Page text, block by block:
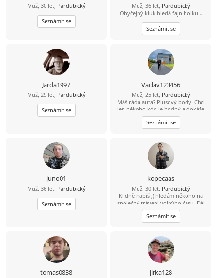
Muž, 30 let, Pardubický
Seznámit se
Muž, 36 let, Pardubický
Obyčejný kluk hledá fajn holku...
Seznámit se
Jarda1997
Muž, 29 let, Pardubický
Seznámit se
Vaclav123456
Muž, 25 let, Pardubický
Máš ráda auta? Plusový body. Chci
jen někoho kdo je hodný a dokáže
přemýšlet hlavou.
Seznámit se
juno01
Muž, 36 let, Pardubický
Seznámit se
kopecaas
Muž, 30 let, Pardubický
Klidně napiš ;) hledám někoho na
společný trávení volnýho času. Dál
se uvidí podle sympatií. Inteligentní
pohodář, rád sportuju, rád si přečtu
knížku.
Seznámit se
tomas0838 jirka128